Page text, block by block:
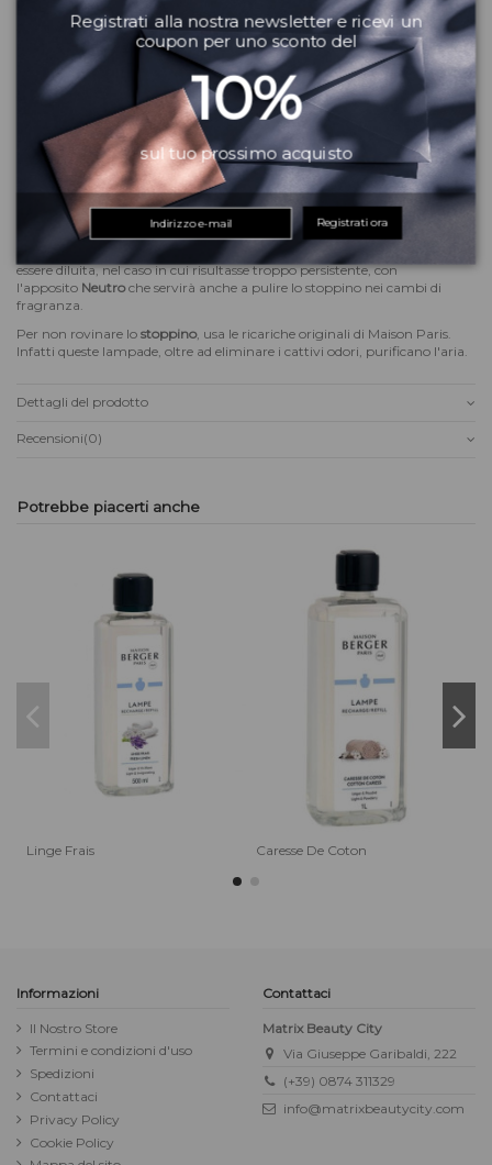
Descrizione
Ricarica per lampada catalitica Maison Berger Paris
Note di testa: Bergamotto, Note Acquatiche, Cachemeran
Note di cuore: Gelsomino, Fiori d'Arancio, Ylang Ylang
Note di fondo: Patchouli, Sandalo, Muschi Bianchi
Formato: 500ml
Composizione: Profumo, acqua, alcool isopropilico
Consiglio: ricordiamo che ogni profumazione Maison Berger Paris può
essere diluita, nel caso in cui risultasse troppo persistente, con
l'apposito Neutro che servirà anche a pulire lo stoppino nei cambi di
fragranza.
Per non rovinare lo stoppino, usa le ricariche originali di Maison Paris.
Infatti queste lampade, oltre ad eliminare i cattivi odori, purificano l'aria.
Dettagli del prodotto
Recensioni(0)
Potrebbe piacerti anche
Linge Frais Caresse De Coton
Informazioni
Il Nostro Store
Termini e condizioni d'uso
Spedizioni
Contattaci
Privacy Policy
Cookie Policy
Contattaci
Matrix Beauty City
Via Giuseppe Garibaldi, 222
(+39) 0874 311329
info@matrixbeautycity.com
Registrati alla nostra newsletter e ricevi un
coupon per uno sconto del
10%
sul tuo prossimo acquisto
Registrati ora